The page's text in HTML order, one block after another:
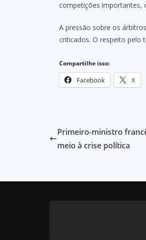
competições importantes,
A pressão sobre os
criticados. O respeito pelo
Compartilhe isso:
Facebook X
Primeiro-ministro
meio à crise política